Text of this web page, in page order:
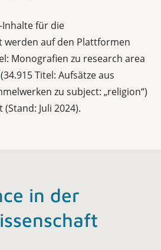
Inhalte für die
werden auf den Plattformen
Monografien zu research area
(34.915 Titel: Aufsätze aus
zu subject: „religion“)
Juli 2024).
in der